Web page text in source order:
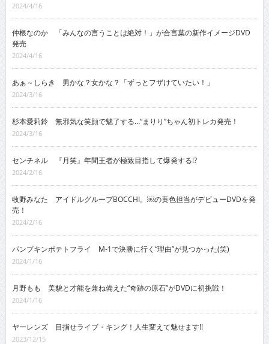
2024/4/16
仲根なのか 「みんなの言うことは絶対！」が合言葉の新作イメージDVD
発売
2024/4/16
あぁ～しらき 男かな？女かな？「ずっとフザけていたい！」
2024/3/16
杉本愛莉鈴 無邪気な笑顔で魅了する…“まりり”ちゃん初トレカ発売！
2024/3/16
センチネル 『月笑』年間王者が極致目指して爆発する!?
2024/2/16
牧野みなた アイドルグループBOCCHI。￼の黄色担当がデビューDVDを発
売！
2024/2/16
パンプキンポテトフライ M-1で決勝に行く“理由”が見つかった(笑)
2024/1/16
月野もも 美貌と才能を兼ね備えた“奇跡の原石”がDVDに初挑戦！
2024/1/16
ヤーレンズ 目指せライブ・キング！人生変えて魅せます!!
2023/12/15